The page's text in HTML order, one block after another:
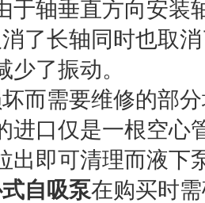
于轴垂直方向安装
了长轴同时也取
少了振动。
而需要维修的部
进口仅是一根空心
出即可清理而液下
自吸泵在购买时